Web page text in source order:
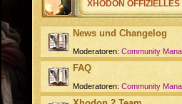
XHODON OFFIZIELLES
News und Changelog
Moderatoren: Community
FAQ
Moderatoren: Community